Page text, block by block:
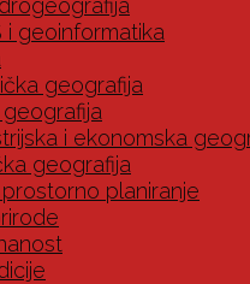
i geoinformatika
geografija
i ekonomska
geografija
planiranje